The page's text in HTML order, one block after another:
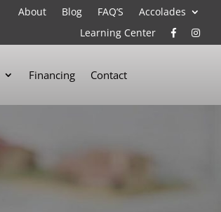
About Blog FAQ’S
Accolades
Learning Center
Financing Contact